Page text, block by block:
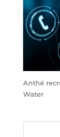
Anthé
Water